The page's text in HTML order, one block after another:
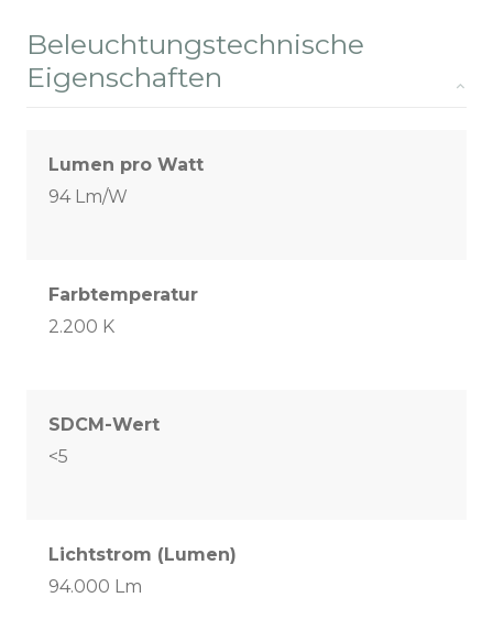
Beleuchtungstechnische
Eigenschaften
Lumen pro Watt
94 Lm/W
Farbtemperatur
2.200 K
SDCM-Wert
<5
Lichtstrom (Lumen)
94.000 Lm